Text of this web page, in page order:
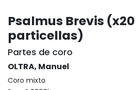
Psalmus Brevis (x20
particellas)
Partes de coro
OLTRA, Manuel
Coro mixto